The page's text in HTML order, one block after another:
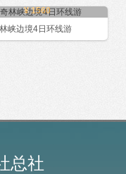
¥ 1560
峡边境4日环线游
总社